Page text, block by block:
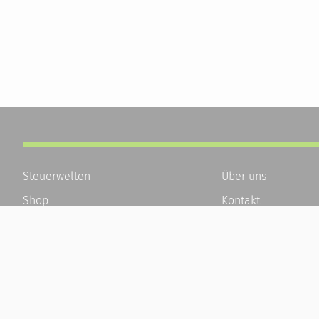
Steuerwelten
Shop
Über uns
Kontakt